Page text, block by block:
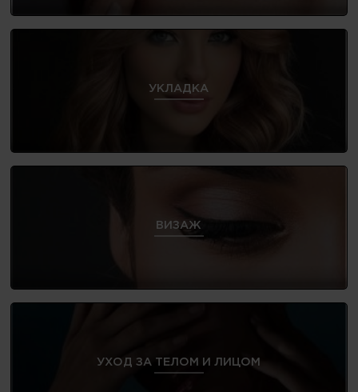
УКЛАДКА
ВИЗАЖ
УХОД ЗА ТЕЛОМ И ЛИЦОМ